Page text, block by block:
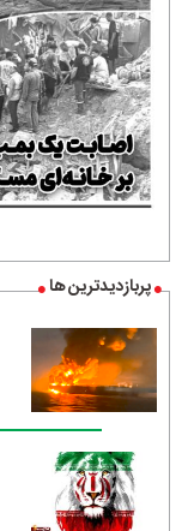
پربازدیدترین ها